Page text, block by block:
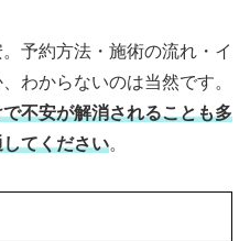
予約方法・施術の流れ・イ
わからないのは当然です。
不安が解消されることも多
てください。